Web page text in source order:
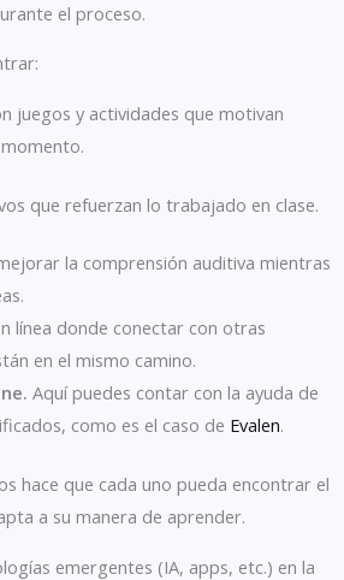
el proceso.
juegos y actividades que motivan
que refuerzan lo trabajado en clase.
la comprensión auditiva mientras
línea donde conectar con otras
en el mismo camino.
Aquí puedes contar con la ayuda de
como es el caso de Evalen.
hace que cada uno pueda encontrar el
a su manera de aprender.
emergentes (IA, apps, etc.) en la